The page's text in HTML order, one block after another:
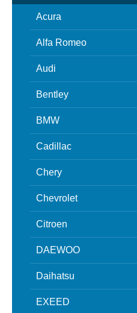
Acura
Alfa Romeo
Audi
Bentley
BMW
Cadillac
Chery
Chevrolet
Citroen
DAEWOO
Daihatsu
EXEED